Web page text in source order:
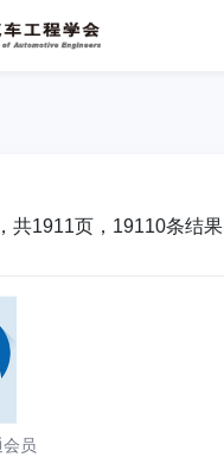
共1911页，19110条结果
员